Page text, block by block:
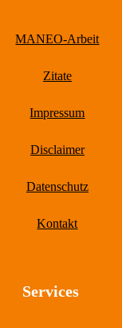
MANEO-Arbeit
Zitate
Impressum
Disclaimer
Datenschutz
Kontakt
Services